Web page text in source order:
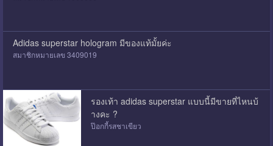
Adidas superstar hologram มีของแท้มั้ยค่ะ
สมาชิกหมายเลข 3409019
รองเท้า adidas superstar แบบนี้มีขายที่ไหนบ้
างคะ ?
ป๊อกกี้รสชาเขียว